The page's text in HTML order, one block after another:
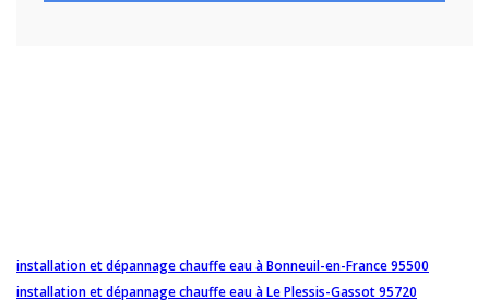
installation et dépannage chauffe eau à Bonneuil-en-France 95500
installation et dépannage chauffe eau à Le Plessis-Gassot 95720